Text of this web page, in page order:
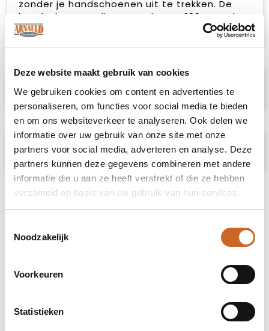
Deze website maakt gebruik van cookies
We gebruiken cookies om content en advertenties te
personaliseren, om functies voor social media te bieden
en om ons websiteverkeer te analyseren. Ook delen we
informatie over uw gebruik van onze site met onze
partners voor social media, adverteren en analyse. Deze
partners kunnen deze gegevens combineren met andere
informatie die u aan ze heeft verstrekt of die ze hebben
verzameld op basis van uw gebruik van hun services.
Noodzakelijk
Voorkeuren
Statistieken
zonder je handschoenen uit te trekken. De
handschoenen zijn gemaakt van 100% acryl.
Verkrijgbaar in één universele maat.
Specificaties
Prijsspecificaties